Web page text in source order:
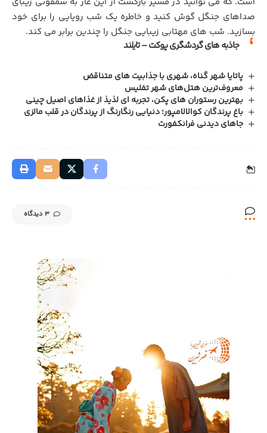
صداهای جنگل گوش کنید و خاطره یک شب رویایی را برای خود
بسازید. شب های مهتابی زیبایی جنگل را چندین برابر می کند.
جاذبه های گردشگری پوکت – تایلند
پاتایا شهر گناه، شهری با جذابیت‌ های متناقض
‏معروف‌ترین هتل‌های شهر تفلیس
بهترین رستوران‌ های پکن، تجربه‌ ای لذیذ از غذاهای اصیل چینی
باغ پرندگان کوالالامپور؛ دنیایی رنگارنگ از پرندگان در قلب مالزی
جاهای دیدنی فرانکفورت
3 دیدگاه